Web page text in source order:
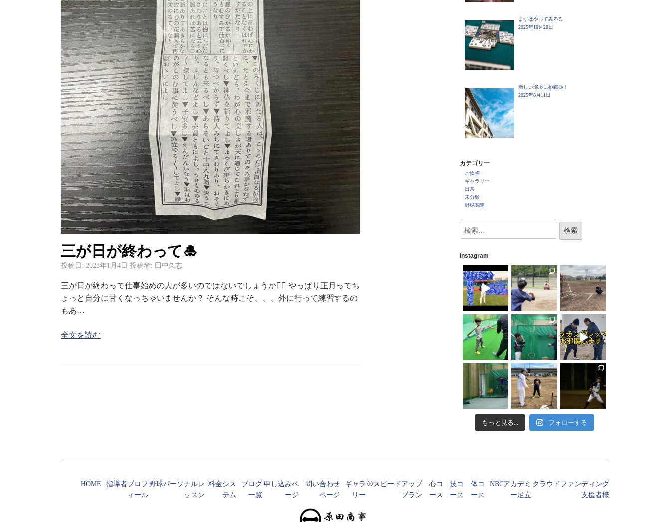
三が日が終わって🎍
投稿日: 2023年1月4日 投稿者: 田中久志
三が日が終わって仕事始めの人が多いのではないでしょうか💁‍♀️ やっぱり正月ってち
ょっと自分に甘くなっちゃいませんか？ そんな時こそ、、、外に行って練習するの
もあ…
全文を読む
まずはやってみる💪
2025年10月20日
新しい環境に挑戦🤝！
2025年8月11日
カテゴリー
ご挨拶
ギャラリー
日常
未分類
野球関連
Instagram
もっと見る... フォローする
HOME
指導者プロフ
ィール
野球パーソナルレ
ッスン
料金シス
テム
ブログ
一覧
申し込みペ
ージ
問い合わせ
ページ
ギャラ
リー
⚾️スピードアップ
プラン
心コ
ース
技コ
ース
体コ
ース
NBCアカデミ
ー足立
クラウドファンディング
支援者様